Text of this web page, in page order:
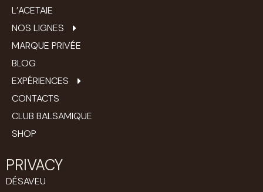
L’ACETAIE
NOS LIGNES
MARQUE PRIVÉE
BLOG
EXPÉRIENCES
CONTACTS
CLUB BALSAMIQUE
SHOP
PRIVACY
DÉSAVEU